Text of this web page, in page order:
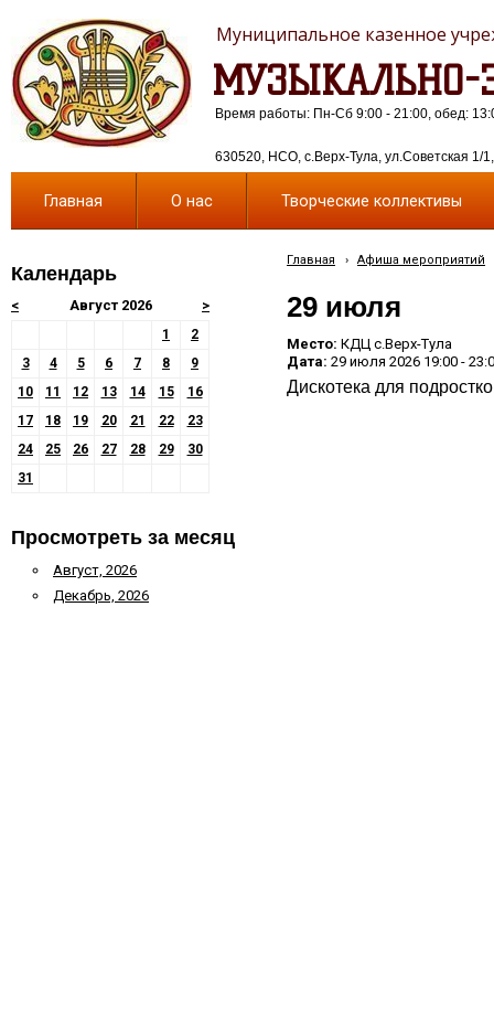
МУЗЫКАЛЬНО-
Муниципальное казенное
630520, НСО, с.Верх-Тула, ул.Советская 1/
Время работы: Пн-Сб 9:00 - 21:00, обед:
Главная О нас Творческие коллективы
Календарь
< >
Август 2026
1
2
3
4 5 6 7 8
9
10
11 12 13 14 15
16
17
18 19 20 21 22
23
24
25 26 27 28 29
30
31
Просмотреть за месяц
Август, 2026
Декабрь, 2026
Главная › Афиша мероприятий
29 июля
Место: КДЦ с.Верх-Тула
Дата: 29 июля 2026 19:00 -
Дискотека для